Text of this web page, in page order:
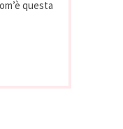
questa